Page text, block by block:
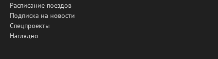
Расписание поездов
Подписка на новости
Спецпроекты
Наглядно